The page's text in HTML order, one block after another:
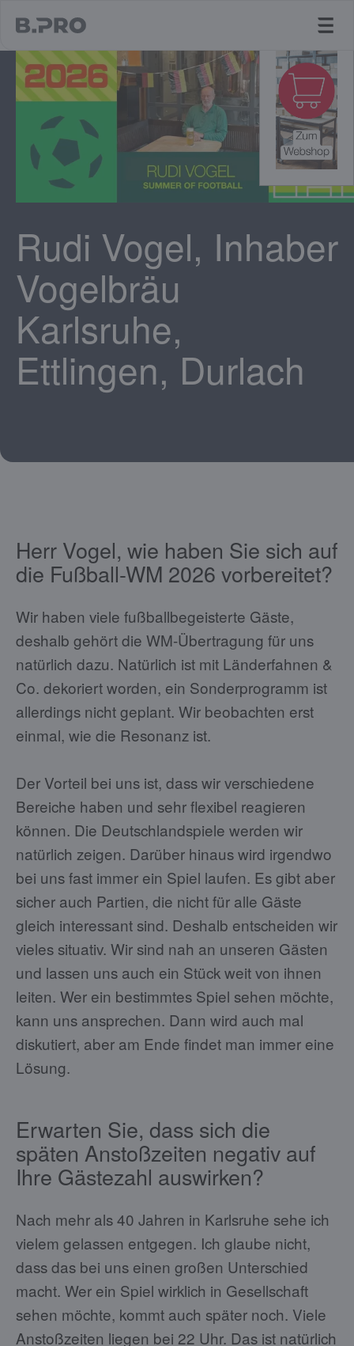
Rudi Vogel, Inhaber
Vogelbräu
Karlsruhe,
Ettlingen, Durlach
Herr Vogel, wie haben Sie sich auf
die Fußball-WM 2026 vorbereitet?
Wir haben viele fußballbegeisterte Gäste,
deshalb gehört die WM-Übertragung für uns
natürlich dazu. Natürlich ist mit Länderfahnen &
Co. dekoriert worden, ein Sonderprogramm ist
allerdings nicht geplant. Wir beobachten erst
einmal, wie die Resonanz ist.
Der Vorteil bei uns ist, dass wir verschiedene
Bereiche haben und sehr flexibel reagieren
können. Die Deutschlandspiele werden wir
natürlich zeigen. Darüber hinaus wird irgendwo
bei uns fast immer ein Spiel laufen. Es gibt aber
sicher auch Partien, die nicht für alle Gäste
gleich interessant sind. Deshalb entscheiden wir
vieles situativ. Wir sind nah an unseren Gästen
und lassen uns auch ein Stück weit von ihnen
leiten. Wer ein bestimmtes Spiel sehen möchte,
kann uns ansprechen. Dann wird auch mal
diskutiert, aber am Ende findet man immer eine
Lösung.
Erwarten Sie, dass sich die
späten Anstoßzeiten negativ auf
Ihre Gästezahl auswirken?
Nach mehr als 40 Jahren in Karlsruhe sehe ich
vielem gelassen entgegen. Ich glaube nicht,
dass das bei uns einen großen Unterschied
macht. Wer ein Spiel wirklich in Gesellschaft
sehen möchte, kommt auch später noch. Viele
Anstoßzeiten liegen bei 22 Uhr. Das ist natürlich